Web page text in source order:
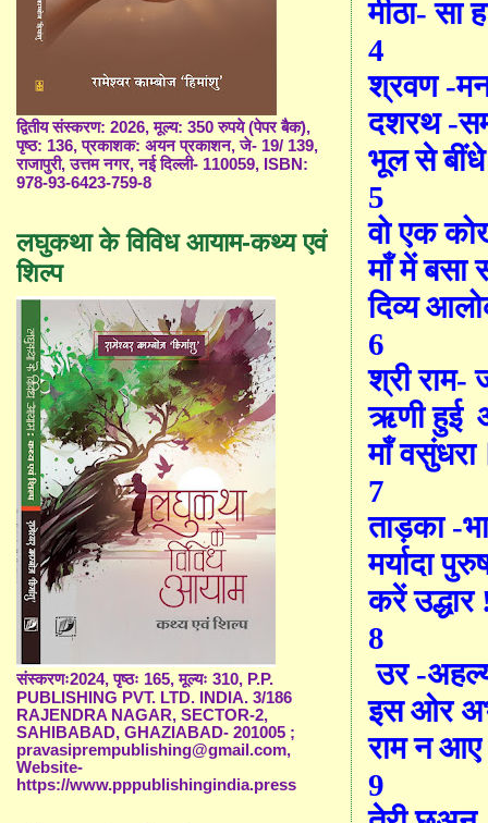
मीठा-सा
4
श्रवण -
दशरथ-
भूल से बींधे
5
वो एक
माँ में बसा
दिव्य
6
श्री राम-
ऋणी हुई
माँ
7
ताड़का -
मर्यादा
करेंउद्धार
8
उर -अह
इस ओर
राम न आ
9
द्वितीय संस्करण: 2026, मूल्य: 350 रुपये (पेपर बैक),
पृष्ठ: 136, प्रकाशक: अयन प्रकाशन, जे- 19/ 139,
राजापुरी, उत्तम नगर, नई दिल्ली- 110059, ISBN:
978-93-6423-759-8
लघुकथा के विविध आयाम-कथ्य एवं
शिल्प
संस्करणः2024, पृष्ठः 165, मूल्यः 310, P.P.
PUBLISHING PVT. LTD. INDIA. 3/186
RAJENDRA NAGAR, SECTOR-2,
SAHIBABAD, GHAZIABAD- 201005 ;
pravasiprempublishing@gmail.com,
Website-
https://www.pppublishingindia.press